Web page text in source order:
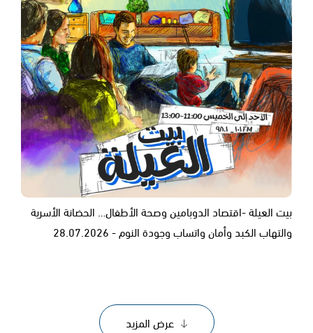
بيت العيلة -اقتصاد الدوبامين وصحة الأطفال… الحضانة الأسرية
والتهاب الكبد وأمان واتساب وجودة النوم - 28.07.2026
عرض المزيد